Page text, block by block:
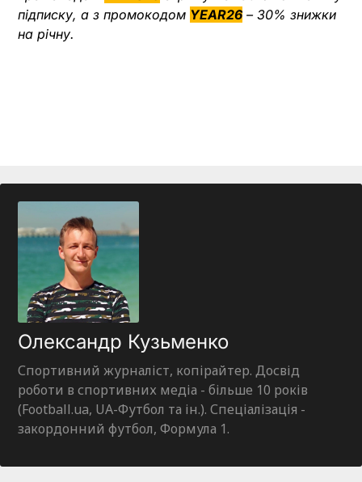
підписку, а з промокодом YEAR26– 30% знижки
на річну.
Олександр Кузьменко
Спортивний журналіст, копірайтер. Досвід
роботи в спортивних медіа - більше 10 років
(Football.ua, UA-Футбол та ін.). Спеціалізація -
закордонний футбол, Формула 1.